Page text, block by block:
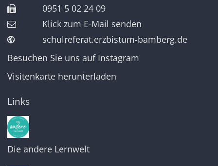
0951 5 02 24 09
Klick zum E-Mail senden
schulreferat.erzbistum-bamberg.de
Besuchen Sie uns auf Instagram
Visitenkarte herunterladen
Links
Die andere Lernwelt